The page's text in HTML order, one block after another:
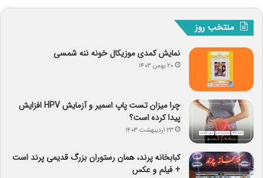
منتخب روز
نمایش کمدی موزیکال خونه ننه شمسی
۲۰ بهمن ۱۴۰۳
چرا میزان تست پاپ اسمیر و آزمایش HPV افزایش
پیدا کرده است؟
۲۳ اردیبهشت ۱۴۰۳
کبابخانه پرند، همان رستوران بزرگ قدیمی پرند است
+ فیلم و عکس